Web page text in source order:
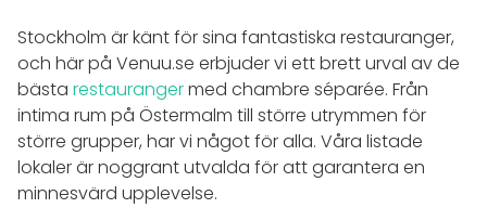
Stockholm är känt för sina fantastiska restauranger,
och här på Venuu.se erbjuder vi ett brett urval av de
bästa restaurangermed chambre séparée. Från
intima rum på Östermalm till större utrymmen för
större grupper, har vi något för alla. Våra listade
lokaler är noggrant utvalda för att garantera en
minnesvärd upplevelse.